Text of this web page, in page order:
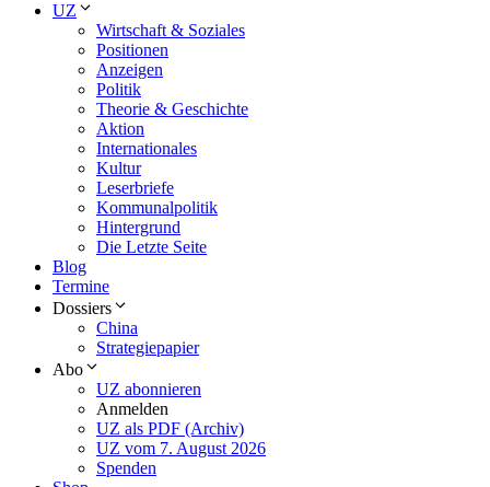
UZ
Wirtschaft & Soziales
Positionen
Anzeigen
Politik
Theorie & Geschichte
Aktion
Internationales
Kultur
Leserbriefe
Kommunalpolitik
Hintergrund
Die Letzte Seite
Blog
Termine
Dossiers
China
Strategiepapier
Abo
UZ abonnieren
Anmelden
UZ als PDF (Archiv)
UZ vom 7. August 2026
Spenden